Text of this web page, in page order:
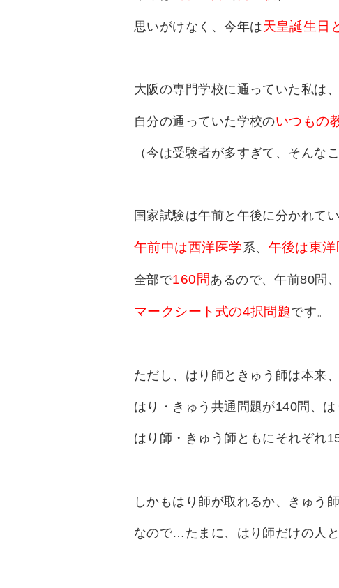
思いがけなく、今年は天皇誕生日
大阪の専門学校に通っていた私は
自分の通っていた学校のいつもの
（今は受験者が多すぎて、そんな
国家試験は午前と午後に分かれてい
午前中は西洋医学系、 午後は東洋
全部で160問あるので、午前80問
マークシート式の4択問題です。
ただし、はり師ときゅう師は本来、
はり・きゅう共通問題が140問、
はり師・きゅう師ともにそれぞれ
しかもはり師が取れるか、きゅう
なので…たまに、はり師だけの人